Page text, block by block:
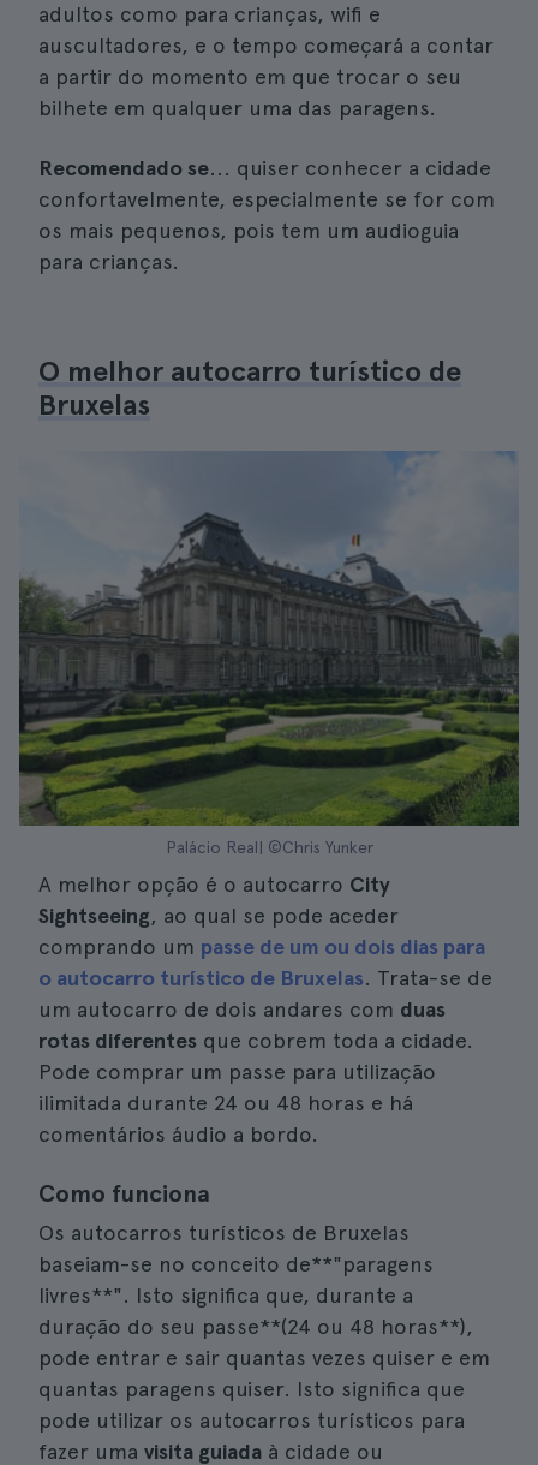
adultos como para crianças, wifi e
auscultadores, e o tempo começará a contar
a partir do momento em que trocar o seu
bilhete em qualquer uma das paragens.
Recomendado se... quiser conhecer a cidade
confortavelmente, especialmente se for com
os mais pequenos, pois tem um audioguia
para crianças.
O melhor autocarro turístico de
Bruxelas
Palácio Real| ©Chris Yunker
A melhor opção é o autocarro City
Sightseeing, ao qual se pode aceder
comprando um passe de um ou dois dias para
o autocarro turístico de Bruxelas. Trata-se de
um autocarro de dois andares com duas
rotas diferentes que cobrem toda a cidade.
Pode comprar um passe para utilização
ilimitada durante 24 ou 48 horas e há
comentários áudio a bordo.
Como funciona
Os autocarros turísticos de Bruxelas
baseiam-se no conceito de**"paragens
livres**". Isto significa que, durante a
duração do seu passe**(24 ou 48 horas**),
pode entrar e sair quantas vezes quiser e em
quantas paragens quiser. Isto significa que
pode utilizar os autocarros turísticos para
fazer uma visita guiada à cidade ou